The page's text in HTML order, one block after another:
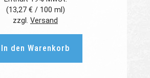
(13,27 € / 100 ml)
zzgl. Versand
In den Warenkorb